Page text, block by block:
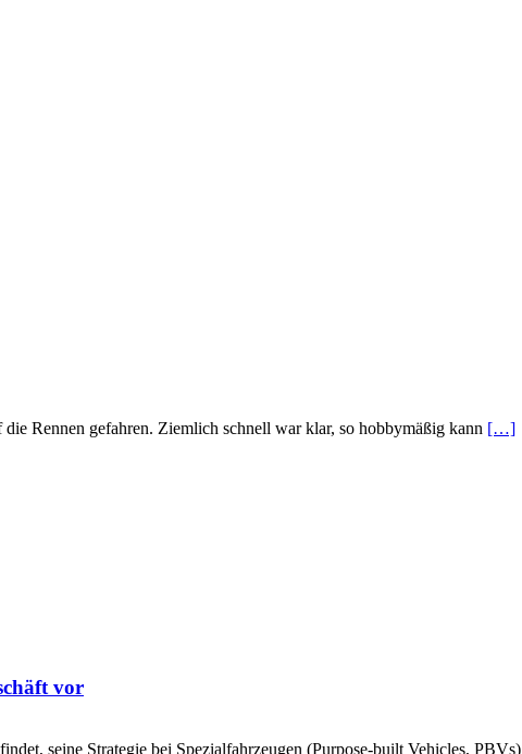
Rennen gefahren. Ziemlich schnell war klar, so hobbymäßig kann […]
vor
seine Strategie bei Spezialfahrzeugen (Purpose-built Vehicles, PBVs)